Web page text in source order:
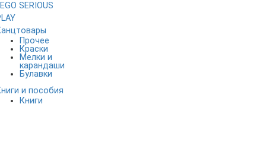
SERIOUS
Прочее
Краски
Мелки и
карандаши
Булавки
и пособия
Книги